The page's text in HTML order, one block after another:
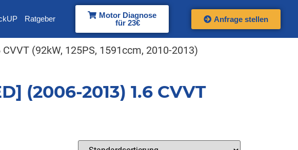
Ratgeber
Motor Diagnose
für 23€
Anfrage stellen
(92kW, 125PS, 1591ccm, 2010-2013)
(2006-2013) 1.6 CVVT